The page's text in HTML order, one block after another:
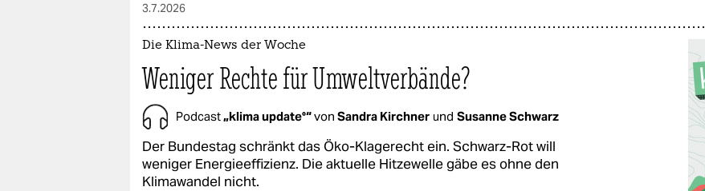
3.7.2026
Die Klima-News der Woche
Weniger Rechte für Umweltverbände?
Podcast„klima update°“von Sandra Kirchner und Susanne Schwarz
Der Bundestag schränkt das Öko-Klagerecht ein. Schwarz-Rot will
weniger Energieeffizienz. Die aktuelle Hitzewelle gäbe es ohne den
Klimawandel nicht.